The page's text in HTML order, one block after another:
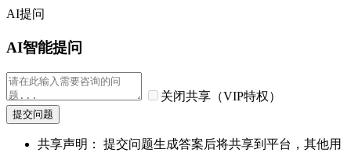
AI提问
AI智能提问
关闭共享（VIP特权）
提交问题
共享声明： 提交问题生成答案后将共享到平台，其他用